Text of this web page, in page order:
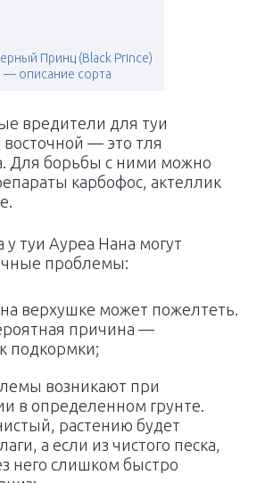
Принц (Black Prince)
— описание сорта
вредители для туи
— это тля
Для борьбы с ними можно
карбофос, актеллик
у туи Ауреа Нана могут
проблемы:
на верхушке может пожелтеть.
причина —
подкормки;
возникают при
в определенном грунте.
растению будет
а если из чистого песка,
него слишком быстро